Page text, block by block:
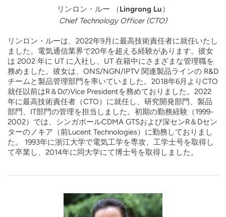
リンロン・ルー （Lingrong Lu）
Chief Technology Officer (CTO)
リンロン・ルーは、2022年9月に最高技術責任者に就任いたし
ました。電気通信業界で20年を超える経験があります。彼女
は 2002 年に UT に入社し、UT 在籍中にさまざまな管理職を
務めました。彼女は、ONS/NGN/IPTV 関連製品ラインの R&D
チームと製品管理部門を率いていました。2018年6月よりCTO
就任以前はR＆DのVice Presidentを務めておりました。2022
年に最高技術責任者（CTO）に就任し、研究開発部門、製品
部門、IT部門の管理を担当しました。初期の勤務経験（1999-
2002）では、シンガポールCDMA GTSおよび深センR＆Dセン
ターのノキア（前Lucent Technologies）に勤務しておりまし
た。 1993年に浙江大学で電気工学を専攻、工学士号を取得し
て卒業し、2014年に同大学にて博士号を取得しました。